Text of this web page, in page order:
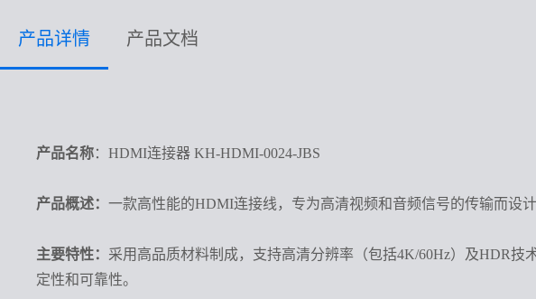
产品详情 产品文档
产品名称：HDMI连接器 KH-HDMI-0024-JBS
产品概述： 一款高性能的HDMI连接线，专为高清视频和音频信号的传输而设
主要特性： 采用高品质材料制成，支持高清分辨率（包括4K/60Hz）及HDR
定性和可靠性。